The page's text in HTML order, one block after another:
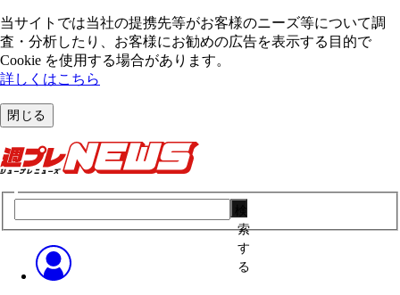
当サイトでは当社の提携先等がお客様のニーズ等について調
査・分析したり、お客様にお勧めの広告を表⽰する⽬的で
Cookie を使⽤する場合があります。
詳しくはこちら
閉じる
索
す
る